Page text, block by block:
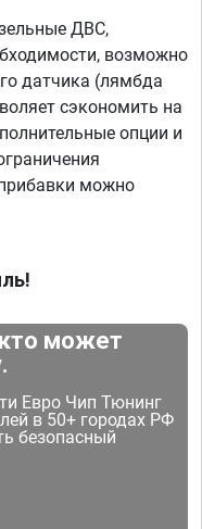
ДВС,
возможно
датчика (лямбда
сэкономить на
опции и
можно
может
Евро Чип Тюнинг
в 50+ городах РФ
безопасный